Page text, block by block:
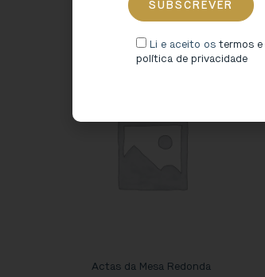
Actas da Mesa Redonda
Li e aceito os termos
política de privacidade